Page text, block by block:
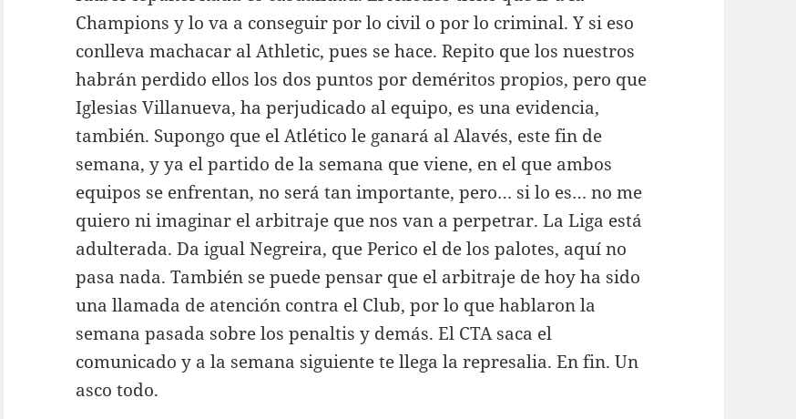
Champions y lo va a conseguir por lo civil o por lo criminal. Y si eso
conlleva machacar al Athletic, pues se hace. Repito que los nuestros
habrán perdido ellos los dos puntos por deméritos propios, pero que
Iglesias Villanueva, ha perjudicado al equipo, es una evidencia,
también. Supongo que el Atlético le ganará al Alavés, este fin de
semana, y ya el partido de la semana que viene, en el que ambos
equipos se enfrentan, no será tan importante, pero… si lo es… no me
quiero ni imaginar el arbitraje que nos van a perpetrar. La Liga está
adulterada. Da igual Negreira, que Perico el de los palotes, aquí no
pasa nada. También se puede pensar que el arbitraje de hoy ha sido
una llamada de atención contra el Club, por lo que hablaron la
semana pasada sobre los penaltis y demás. El CTA saca el
comunicado y a la semana siguiente te llega la represalia. En fin. Un
asco todo.